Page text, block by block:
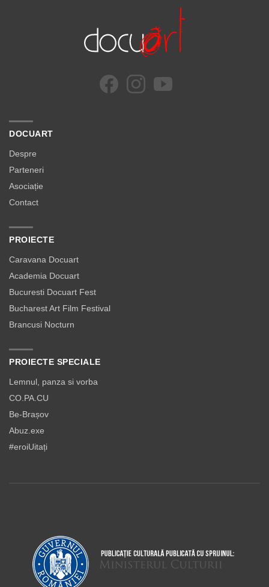
DOCUART
Despre
Parteneri
Asociație
Contact
PROIECTE
Caravana Docuart
Academia Docuart
Bucuresti Docuart Fest
Bucharest Art Film Festival
Brancusi Nocturn
PROIECTE SPECIALE
Lemnul, panza si vorba
CO.PA.CU
Be-Brașov
Abuz.exe
#eroiUitați